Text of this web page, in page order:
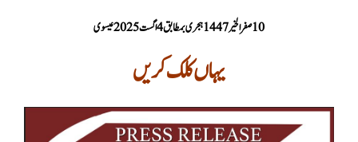
10 صفر الخیر 1447 ہجری بمطابق 4 اگست 2025 عیسوی
یہاں کلک کریں